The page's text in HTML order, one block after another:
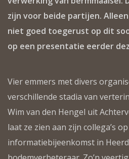
zijn voor beide partijen.
niet goed toegerust op dit
op een presentatie eerder
Vier emmers met divers
verschillende stadia van
Wim van den Hengel uit
laat ze zien aan zijn collega’s
informatiebijeenkomst in